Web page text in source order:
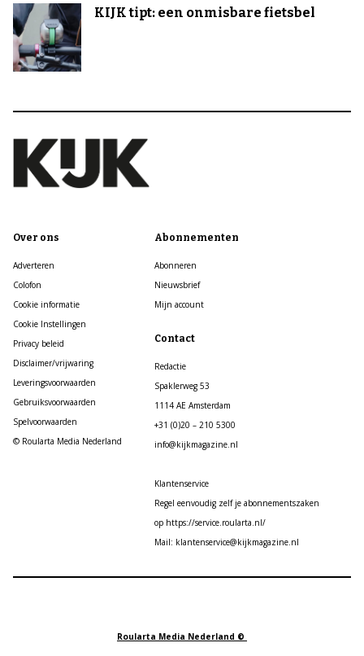
KIJK tipt: een onmisbare fietsbel
Over ons
Adverteren
Colofon
Cookie informatie
Cookie Instellingen
Privacy beleid
Disclaimer/vrijwaring
Leveringsvoorwaarden
Gebruiksvoorwaarden
Spelvoorwaarden
© Roularta Media Nederland
Abonnementen
Abonneren
Nieuwsbrief
Mijn account
Contact
Redactie
Spaklerweg 53
1114 AE Amsterdam
+31 (0)20 – 210 5300
info@kijkmagazine.nl
Klantenservice
Regel eenvoudig zelf je abonnementszaken
op https://service.roularta.nl/
Mail: klantenservice@kijkmagazine.nl
Roularta Media Nederland ©